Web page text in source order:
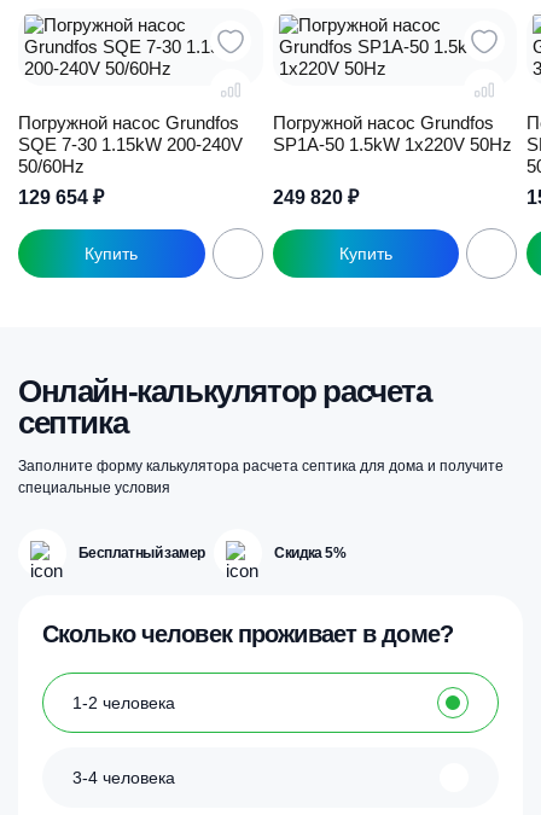
Погружной насос Grundfos
SQE 7-30 1.15kW 200-240V
50/60Hz
129 654 ₽
Погружной насос Grundfos
SP1A-50 1.5kW 1x220V 50Hz
249 820 ₽
Онлайн-калькулятор расчета
септика
Заполните форму калькулятора расчета септика для дома и получите
специальные условия
Бесплатный замер Скидка 5%
Сколько человек проживает в доме?
1-2 человека
3-4 человека